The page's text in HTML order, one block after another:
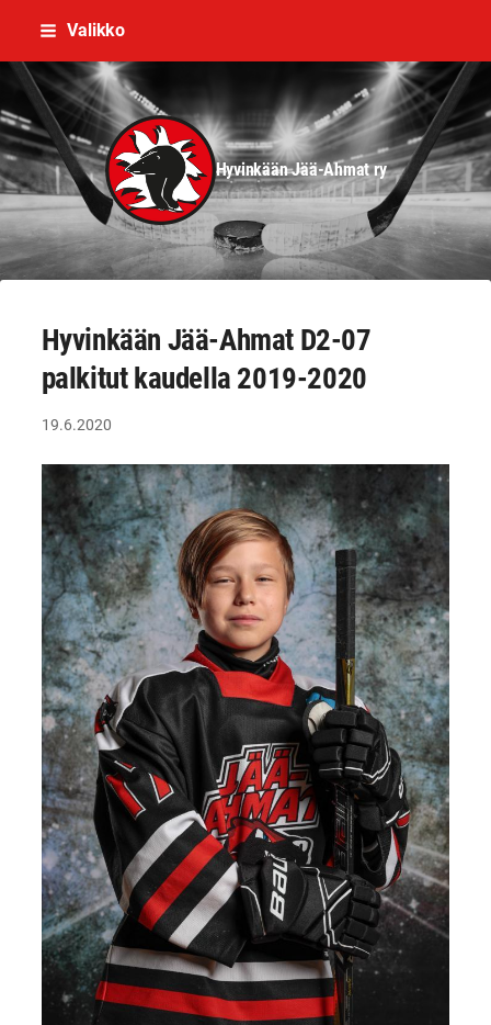
Siirry
sisältöön
Valikko
Hyvinkään Jää-Ahmat ry
Hyvinkään Jää-Ahmat D2-07
palkitut kaudella 2019-2020
19.6.2020